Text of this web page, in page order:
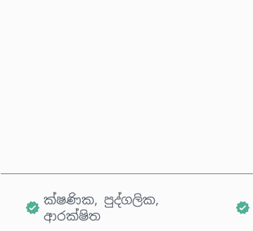
ක්ෂණික, පුද්ගලික,
ආරක්ෂිත